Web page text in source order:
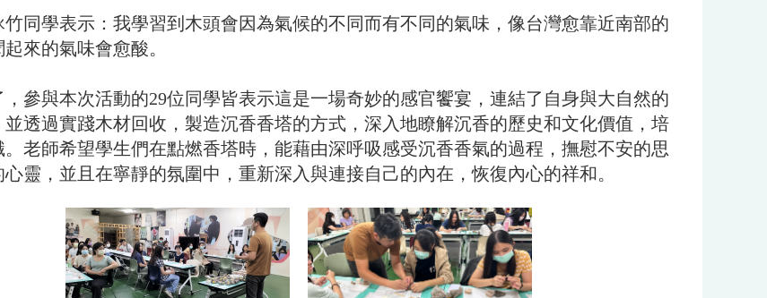
同學表示：我學習到木頭會因為氣候的不同而有不同的氣味，像台灣愈靠近南部的
來的氣味會愈酸。
參與本次活動的29位同學皆表示這是一場奇妙的感官饗宴，連結了自身與大自然的
並透過實踐木材回收，製造沉香香塔的方式，深入地瞭解沉香的歷史和文化價值，培
老師希望學生們在點燃香塔時，能藉由深呼吸感受沉香香氣的過程，撫慰不安的思
靈，並且在寧靜的氛圍中，重新深入與連接自己的內在，恢復內心的祥和。